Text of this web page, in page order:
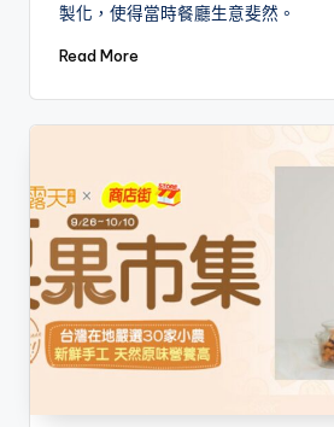
製化，使得當時餐廳生意斐然。
Read More